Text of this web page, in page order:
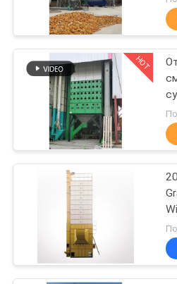
ПУТЕШЕСТВИЕ
ФАБРИКИ
ПРОВЕРКА
КАЧЕСТВА
СВЯЖИТЕСЬ
НОВОСТИ
серии
Маленькая
зерновая
HOT